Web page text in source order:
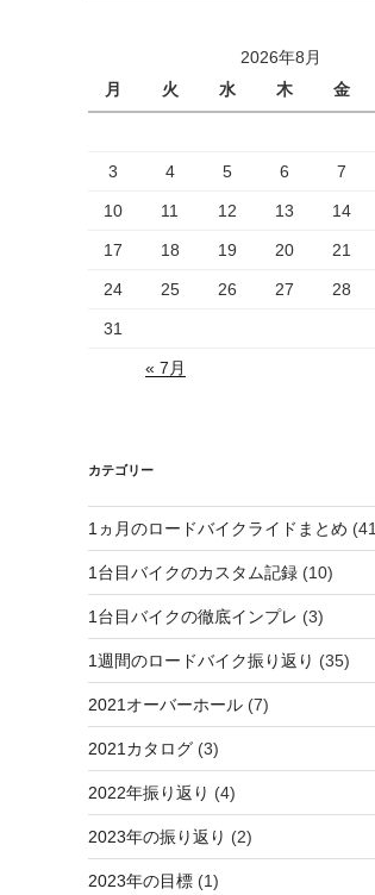
2026年8月
月
火 水 木 金
3 4 5 6 7
10 11 12 13 14
17 18 19 20 21
24 25 26 27 28
31
« 7月
カテゴリー
1ヵ月のロードバイクライドまとめ
1台目バイクのカスタム記録(10)
1台目バイクの徹底インプレ (3)
1週間のロードバイク振り返り (35)
2021オーバーホール(7)
2021カタログ(3)
2022年振り返り (4)
2023年の振り返り (2)
2023年の目標(1)